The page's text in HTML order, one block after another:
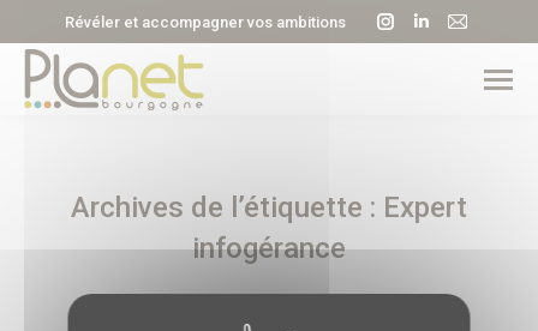
Révéler et accompagner vos ambitions
La
page
Instagram
nouvelle
La
page
LinkedIn
nouvelle
La
page
E-
Archives de l’étiquette : Expert
infogérance